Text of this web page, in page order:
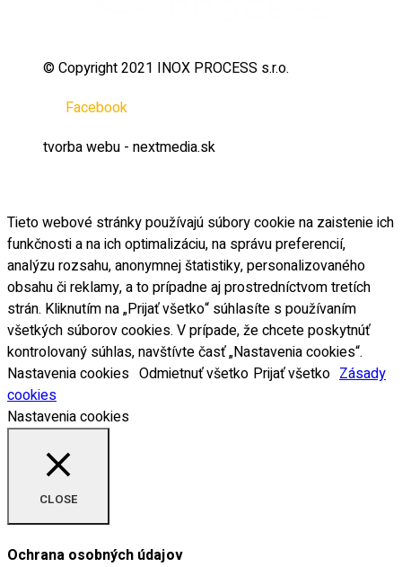
© Copyright 2021 INOX PROCESS s.r.o.
Facebook
tvorba webu - nextmedia.sk
Tieto webové stránky používajú súbory cookie na zaistenie ich
funkčnosti a na ich optimalizáciu, na správu preferencií,
analýzu rozsahu, anonymnej štatistiky, personalizovaného
obsahu či reklamy, a to prípadne aj prostredníctvom tretích
strán. Kliknutím na „Prijať všetko“ súhlasíte s používaním
všetkých súborov cookies. V prípade, že chcete poskytnúť
kontrolovaný súhlas, navštívte časť „Nastavenia cookies“.
Nastavenia cookies Odmietnuť všetko Prijať všetko Zásady
cookies
Nastavenia cookies
CLOSE
Ochrana osobných údajov